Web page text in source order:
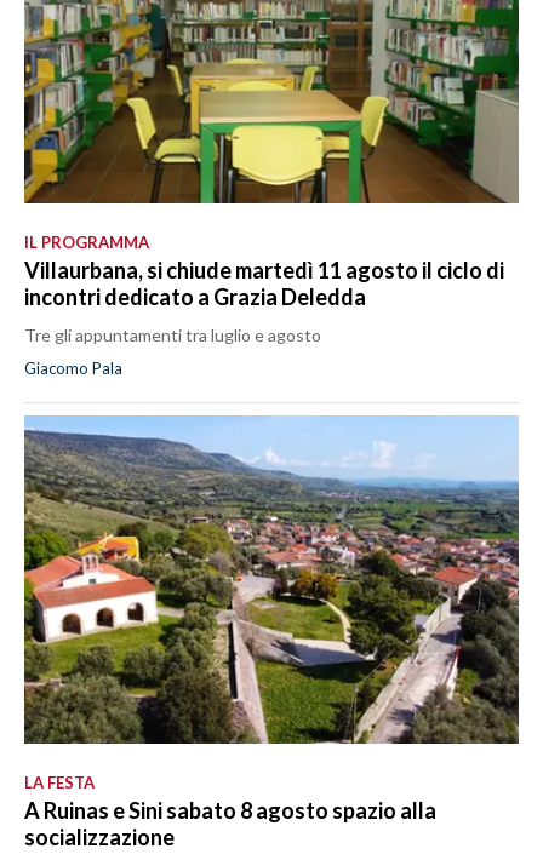
IL PROGRAMMA
Villaurbana, si chiude martedì 11 agosto il ciclo di
incontri dedicato a Grazia Deledda
Tre gli appuntamenti tra luglio e agosto
Giacomo Pala
LA FESTA
A Ruinas e Sini sabato 8 agosto spazio alla
socializzazione